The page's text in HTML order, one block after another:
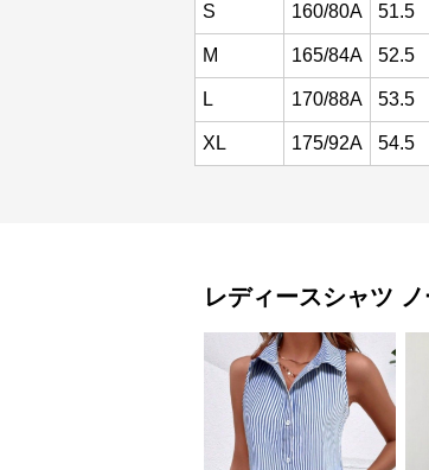
S 160/80A 51.5
M 165/84A 52.5
L 170/88A 53.5
XL 175/92A 54.5
レディースシャツ